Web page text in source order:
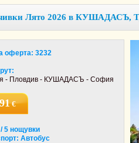
Лято 2026 в КУШАДАСЪ,
оферта: 3232
- Пловдив - КУШАДАСЪ - София
€
5 нощувки
Автобус